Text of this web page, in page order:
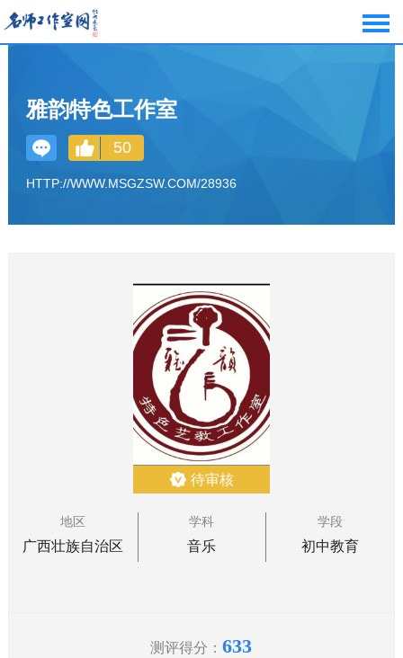
雅韵特色工作室
50
HTTP://WWW.MSGZSW.COM/28936
待审核
地区
广西壮族自治区
学科
音乐
学段
初中教育
测评得分：633